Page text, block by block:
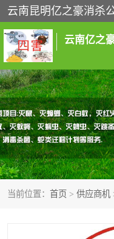
云南亿之
当前位置： 首页 > 供应商机
灭鼠服务
除虫服务
白蚁防治服务
昆明灭老鼠